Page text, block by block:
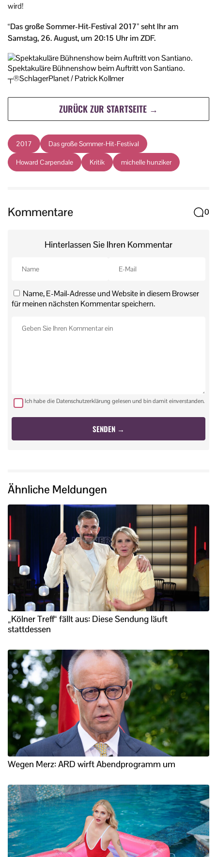
wird!
“Das große Sommer-Hit-Festival 2017” seht Ihr am
Samstag, 26. August, um 20:15 Uhr im ZDF.
Spektakuläre Bühnenshow beim Auftritt von Santiano.
┬®SchlagerPlanet / Patrick Kollmer
ZURÜCK ZUR STARTSEITE →
2017 Das große Sommer-Hit-Festival
Howard Carpendale Kritik michelle hunziker
Kommentare 0
Hinterlassen Sie Ihren Kommentar
Name, E-Mail-Adresse und Website in diesem Browser
für meinen nächsten Kommentar speichern.
Ich habe die Datenschutzerklärung gelesen und bin damit einverstanden.
Ähnliche Meldungen
„Kölner Treff“ fällt aus: Diese Sendung läuft
stattdessen
Wegen Merz: ARD wirft Abendprogramm um